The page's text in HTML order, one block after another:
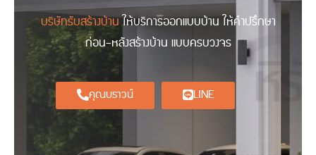
บริษัทรับสร้างบ้านให้บริการออกแบบบ้าน ให้คำปรึกษา
ก่อน-หลังสร้างบ้าน แบบครบวงจร
คุณบราวน์ LINE